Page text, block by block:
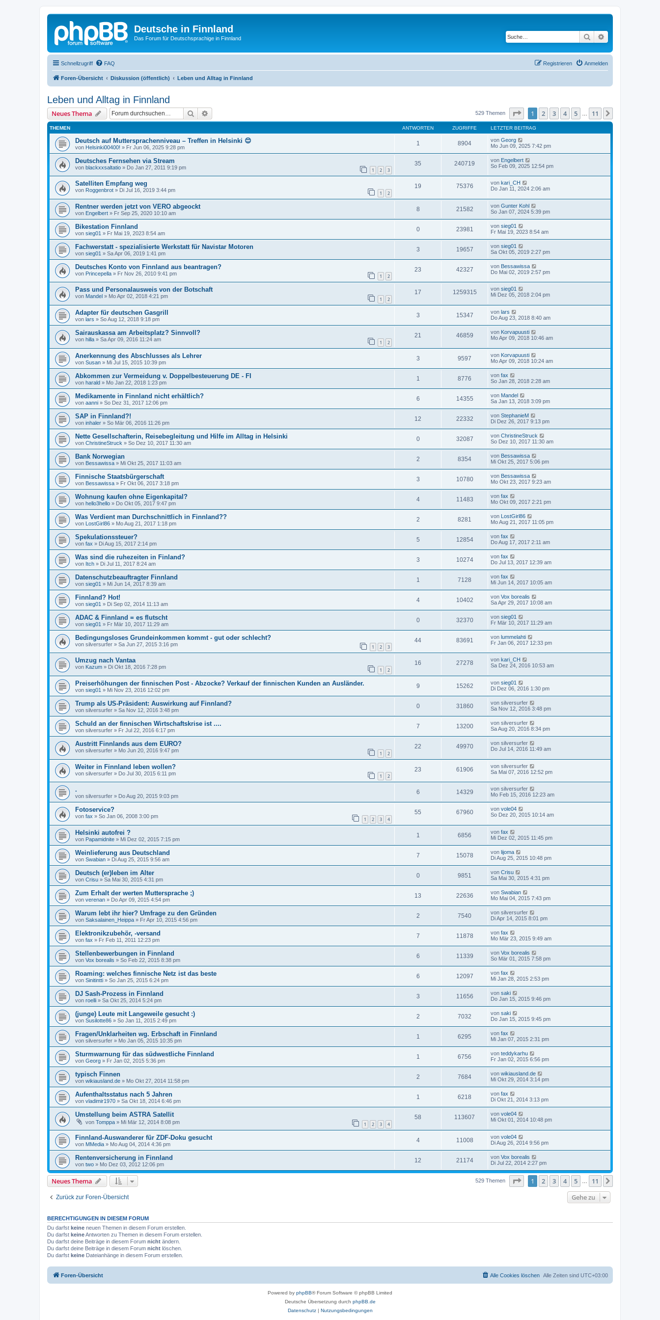
Deutsche in Finnland
Das Forum für Deutschsprachige in Finnland Suche
Schnellzugriff FAQ Anmelden
Registrieren
Foren-Übersicht Diskussion (öffentlich) Leben und Alltag in Finnland
Leben und Alltag in Finnland
Neues Thema Suche 529 Themen Seite von11
1 2 3 4 5 11
THEMEN ANTWORTEN ZUGRIFFE LETZTER BEITRAG
Deutsch auf Muttersprachenniveau – Treffen in Helsinki 😊
von Helsinki00400! » Fr Jun 06, 2025 9:28 pm
1 8904 von Georg
Mo Jun 09, 2025 7:42 pm
Deutsches Fernsehen via Stream
von blackxxsaltatio » Do Jan 27, 2011 9:19 pm 1 2 3
35 240719 von Engelbert
So Feb 09, 2025 12:54 pm
Satelliten Empfang weg
von Roggenbrot » Di Jul 16, 2019 3:44 pm 1 2
19 75376 von kari_CH
Do Jan 11, 2024 2:06 am
Rentner werden jetzt von VERO abgeockt
von Engelbert » Fr Sep 25, 2020 10:10 am
8 21582 von Gunter Kohl
So Jan 07, 2024 5:39 pm
Bikestation Finnland
von sieg01 » Fr Mai 19, 2023 8:54 am
0 23981 von sieg01
Fr Mai 19, 2023 8:54 am
Fachwerstatt - spezialisierte Werkstatt für Navistar Motoren
von sieg01 » Sa Apr 06, 2019 1:41 pm
3 19657 von sieg01
Sa Okt 05, 2019 2:27 pm
Deutsches Konto von Finnland aus beantragen?
von Princepella » Fr Nov 26, 2010 9:41 pm 1 2
23 42327 von Bessawissa
Do Mai 02, 2019 2:57 pm
Pass und Personalausweis von der Botschaft
von Mandel » Mo Apr 02, 2018 4:21 pm 1 2
17 1259315 von sieg01
Mi Dez 05, 2018 2:04 pm
Adapter für deutschen Gasgrill
von lars » So Aug 12, 2018 9:18 pm
3 15347 von lars
Do Aug 23, 2018 8:40 am
Sairauskassa am Arbeitsplatz? Sinnvoll?
von hilla » Sa Apr 09, 2016 11:24 am 1 2
21 46859 von Korvapuusti
Mo Apr 09, 2018 10:46 am
Anerkennung des Abschlusses als Lehrer
von Susan » Mi Jul 15, 2015 10:39 pm
3 9597 von Korvapuusti
Mo Apr 09, 2018 10:24 am
Abkommen zur Vermeidung v. Doppelbesteuerung DE - FI
von harald » Mo Jan 22, 2018 1:23 pm
1 8776 von fax
So Jan 28, 2018 2:28 am
Medikamente in Finnland nicht erhältlich?
von aanni » So Dez 31, 2017 12:06 pm
6 14355 von Mandel
Sa Jan 13, 2018 3:09 pm
SAP in Finnland?!
von inhaler » So Mär 06, 2016 11:26 pm
12 22332 von StephanieM
Di Dez 26, 2017 9:13 pm
Nette Gesellschafterin, Reisebegleitung und Hilfe im Alltag in Helsinki
von ChristineStruck » So Dez 10, 2017 11:30 am
0 32087 von ChristineStruck
So Dez 10, 2017 11:30 am
Bank Norwegian
von Bessawissa » Mi Okt 25, 2017 11:03 am
2 8354 von Bessawissa
Mi Okt 25, 2017 5:06 pm
Finnische Staatsbürgerschaft
von Bessawissa » Fr Okt 06, 2017 3:18 pm
3 10780 von Bessawissa
Mo Okt 23, 2017 9:23 am
Wohnung kaufen ohne Eigenkapital?
von hello3hello » Do Okt 05, 2017 9:47 pm
4 11483 von fax
Mo Okt 09, 2017 2:21 pm
Was Verdient man Durchschnittlich in Finnland??
von LostGirl86 » Mo Aug 21, 2017 1:18 pm
2 8281 von LostGirl86
Mo Aug 21, 2017 11:05 pm
Spekulationssteuer?
von fax » Di Aug 15, 2017 2:14 pm
5 12854 von fax
Do Aug 17, 2017 2:11 am
Was sind die ruhezeiten in Finland?
von Itch » Di Jul 11, 2017 8:24 am
3 10274 von fax
Do Jul 13, 2017 12:39 am
Datenschutzbeauftragter Finnland
von sieg01 » Mi Jun 14, 2017 8:39 am
1 7128 von fax
Mi Jun 14, 2017 10:05 am
Finnland? Hot!
von sieg01 » Di Sep 02, 2014 11:13 am
4 10402 von Vox borealis
Sa Apr 29, 2017 10:08 am
ADAC & Finnland = es flutscht
von sieg01 » Fr Mär 10, 2017 11:29 am
0 32370 von sieg01
Fr Mär 10, 2017 11:29 am
Bedingungsloses Grundeinkommen kommt - gut oder schlecht?
von silversurfer » Sa Jun 27, 2015 3:16 pm 1 2 3
44 83691 von lummelahti
Fr Jan 06, 2017 12:33 pm
Umzug nach Vantaa
von Kazum » Di Okt 18, 2016 7:28 pm 1 2
16 27278 von kari_CH
Sa Dez 24, 2016 10:53 am
Preiserhöhungen der finnischen Post - Abzocke? Verkauf der finnischen Kunden an Ausländer.
von sieg01 » Mi Nov 23, 2016 12:02 pm
9 15262 von sieg01
Di Dez 06, 2016 1:30 pm
Trump als US-Präsident: Auswirkung auf Finnland?
von silversurfer » Sa Nov 12, 2016 3:48 pm
0 31860 von silversurfer
Sa Nov 12, 2016 3:48 pm
Schuld an der finnischen Wirtschaftskrise ist ....
von silversurfer » Fr Jul 22, 2016 6:17 pm
7 13200 von silversurfer
Sa Aug 20, 2016 8:34 pm
Austritt Finnlands aus dem EURO?
von silversurfer » Mo Jun 20, 2016 9:47 pm 1 2
22 49970 von silversurfer
Do Jul 14, 2016 11:49 am
Weiter in Finnland leben wollen?
von silversurfer » Do Jul 30, 2015 6:11 pm 1 2
23 61906 von silversurfer
Sa Mai 07, 2016 12:52 pm
.
von silversurfer » Do Aug 20, 2015 9:03 pm
6 14329 von silversurfer
Mo Feb 15, 2016 12:23 am
Fotoservice?
von fax » So Jan 06, 2008 3:00 pm 1 2 3 4
55 67960 von vole04
So Dez 20, 2015 10:14 am
Helsinki autofrei ?
von Papamidnite » Mi Dez 02, 2015 7:15 pm
1 6856 von fax
Mi Dez 02, 2015 11:45 pm
Weinlieferung aus Deutschland
von Swabian » Di Aug 25, 2015 9:56 am
7 15078 von lijoma
Di Aug 25, 2015 10:48 pm
Deutsch (er)leben im Alter
von Crisu » Sa Mai 30, 2015 4:31 pm
0 9851 von Crisu
Sa Mai 30, 2015 4:31 pm
Zum Erhalt der werten Muttersprache ;)
von verenan » Do Apr 09, 2015 4:54 pm
13 22636 von Swabian
Mo Mai 04, 2015 7:43 pm
Warum lebt ihr hier? Umfrage zu den Gründen
von Saksalainen_Heippa » Fr Apr 10, 2015 4:56 pm
2 7540 von silversurfer
Di Apr 14, 2015 8:01 pm
Elektronikzubehör, -versand
von fax » Fr Feb 11, 2011 12:23 pm
7 11878 von fax
Mo Mär 23, 2015 9:49 am
Stellenbewerbungen in Finnland
von Vox borealis » So Feb 22, 2015 8:38 pm
6 11339 von Vox borealis
So Mär 01, 2015 7:58 pm
Roaming: welches finnische Netz ist das beste
von Sinitintti » So Jan 25, 2015 6:24 pm
6 12097 von fax
Mi Jan 28, 2015 2:53 pm
DJ Sash-Prozess in Finnland
von roelli » Sa Okt 25, 2014 5:24 pm
3 11656 von saki
Do Jan 15, 2015 9:46 pm
(junge) Leute mit Langeweile gesucht :)
von Susilotte86 » So Jan 11, 2015 2:49 pm
2 7032 von saki
Do Jan 15, 2015 9:45 pm
Fragen/Unklarheiten wg. Erbschaft in Finnland
von silversurfer » Mo Jan 05, 2015 10:35 pm
1 6295 von fax
Mi Jan 07, 2015 2:31 pm
Sturmwarnung für das südwestliche Finnland
von Georg » Fr Jan 02, 2015 5:36 pm
1 6756 von teddykarhu
Fr Jan 02, 2015 6:56 pm
typisch Finnen
von wikiausland.de » Mo Okt 27, 2014 11:58 pm
2 7684 von wikiausland.de
Mi Okt 29, 2014 3:14 pm
Aufenthaltsstatus nach 5 Jahren
von vladimir1970 » Sa Okt 18, 2014 6:46 pm
1 6218 von fax
Di Okt 21, 2014 3:13 pm
Umstellung beim ASTRA Satellit
von Tomppa » Mi Mär 12, 2014 8:08 pm 1 2 3 4
58 113607 von vole04
Mi Okt 01, 2014 10:48 pm
Finnland-Auswanderer für ZDF-Doku gesucht
von MMedia » Mo Aug 04, 2014 4:36 pm
4 11008 von vole04
Di Aug 26, 2014 9:56 pm
Rentenversicherung in Finnland
von two » Mo Dez 03, 2012 12:06 pm
12 21174 von Vox borealis
Di Jul 22, 2014 2:27 pm
Neues Thema 529 Themen Seite von11
1 2 3 4 5 11
Zurück zur Foren-Übersicht Gehe zu
BERECHTIGUNGEN IN DIESEM FORUM
Du darfst keine neuen Themen in diesem Forum erstellen.
Du darfst keineAntworten zu Themen in diesem Forum erstellen.
Du darfst deine Beiträge in diesem Forum nicht ändern.
Du darfst deine Beiträge in diesem Forum nicht löschen.
Du darfst keine Dateianhänge in diesem Forum erstellen.
Foren-Übersicht Alle Zeiten sind UTC+03:00
Alle Cookies löschen
Powered by phpBB® Forum Software © phpBB Limited
Deutsche Übersetzung durch phpBB.de
Datenschutz| Nutzungsbedingungen